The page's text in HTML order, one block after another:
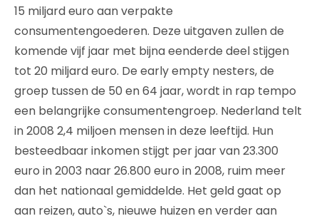
15 miljard euro aan verpakte
consumentengoederen. Deze uitgaven zullen de
komende vijf jaar met bijna eenderde deel stijgen
tot 20 miljard euro. De early empty nesters, de
groep tussen de 50 en 64 jaar, wordt in rap tempo
een belangrijke consumentengroep. Nederland telt
in 2008 2,4 miljoen mensen in deze leeftijd. Hun
besteedbaar inkomen stijgt per jaar van 23.300
euro in 2003 naar 26.800 euro in 2008, ruim meer
dan het nationaal gemiddelde. Het geld gaat op
aan reizen, auto`s, nieuwe huizen en verder aan